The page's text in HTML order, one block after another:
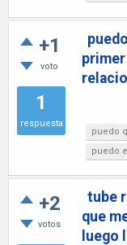
+1
voto
1
respuesta
puedo
puedo
+2
votos
tube
que
luego